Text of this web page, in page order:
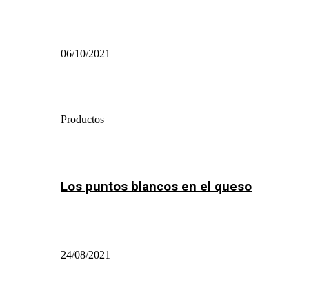
06/10/2021
Productos
Los puntos blancos en el queso
24/08/2021